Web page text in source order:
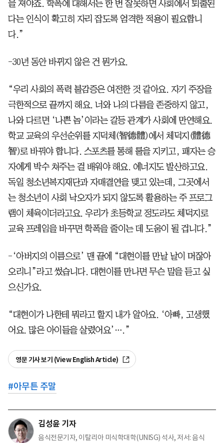
을 져야죠. 학폭에 대해서는 한 번 잘못하면 사회에서 퇴출된
다는 인식이 확고히 자리 잡도록 엄격한 적용이 필요합니
다.”
-30년 동안 바뀌지 않은 건 뭔가요.
“우리 사회의 폭력 불감증은 여전한 것 같아요. 자기 주장을
극한적으로 끝까지 해요. 너와 나의 다름을 존중하지 않고,
나와 다르면 ‘나쁜 놈’이라는 갈등 관계가 사회에 만연해요.
학교 교육의 우선순위를 지덕체(智德體)에서 체덕지(體德
智)로 바꿔야 합니다. 스포츠를 통해 룰을 지키고, 패자는 승
자에게 박수 쳐주는 걸 배워야 해요. 에너지도 발산하고요.
독일 청소년복지재단과 자매결연을 맺고 있는데, 그곳에서
는 청소년이 사회 낙오자가 되지 않도록 활용하는 주 프로그
램이 체육이더라고요. 우리가 초등학교 정도라도 체덕지로
교육 프레임을 바꾸면 학폭을 줄이는 데 도움이 될 겁니다.”
-‘아버지의 이름으로’ 맨 끝에 “대현이를 만날 날이 머잖아
오리니”라고 썼습니다. 대현이를 만나면 무슨 말을 듣고 싶
으신가요.
“대현이가 나한테 뭐라고 할지 내가 알아요. ‘아빠, 고생했
어요. 많은 아이들을 살렸어요’….”
영문 기사 보기 (View English Article)
#아무튼 주말
김성윤 기자
음식전문기자, 이탈리아 미식학대학(UNISG) 석사, 저서: 음식